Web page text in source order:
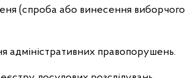
(спроба або винесення виборчого
адміністративних правопорушень.